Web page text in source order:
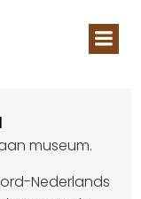
museum.
Nederlands